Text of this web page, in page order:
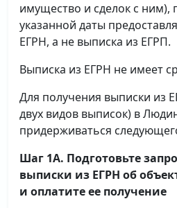
имущество и сделок с ним),
указанной даты
ЕГРН, а не выписка из ЕГРП.
Выписка из ЕГРН не имеет
Для получения выписки из
двух видов выписок) в
придерживаться
Шаг 1А. Подготовьте
выписки из ЕГРН об
и оплатите ее получение